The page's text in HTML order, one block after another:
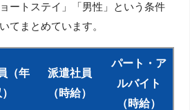
ートステイ」「男性」という条件
てまとめています。
（年
派遣社員
（時給）
パート・ア
ルバイト
（時給）